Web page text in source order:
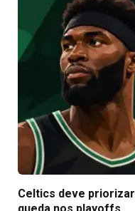
Celtics deve